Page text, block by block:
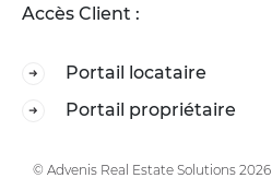
Accès Client :
Portail locataire
Portail propriétaire
© Advenis Real Estate Solutions 2026